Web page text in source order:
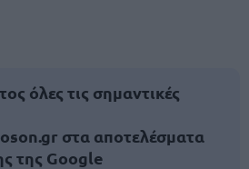
όλες τις σημαντικές
στα αποτελέσματα
της Google